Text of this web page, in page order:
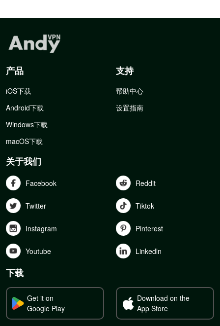
产品
iOS下载
Android下载
Windows下载
macOS下载
支持
帮助中心
设置指南
关于我们
Facebook Reddit
Twitter Tiktok
Instagram Pinterest
Youtube Linkedln
下载
Get it on
Google Play
Download on the
App Store